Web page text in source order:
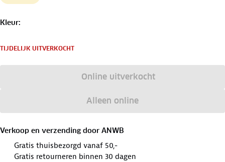
Kleur:
TIJDELIJK UITVERKOCHT
Online uitverkocht
Alleen online
Verkoop en verzending door ANWB
Gratis thuisbezorgd vanaf 50,-
Gratis retourneren binnen 30 dagen